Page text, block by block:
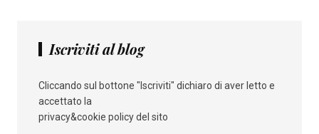
Iscriviti al blog
Cliccando sul bottone "Iscriviti" dichiaro di aver letto e
accettato la
privacy&cookie policy del sito